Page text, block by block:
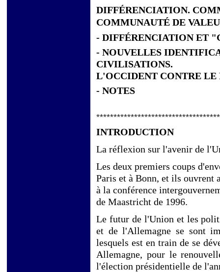
DIFFÉRENCIATION.
COMMUNAUTÉ DE
- DIFFÉRENCIATION ET
- NOUVELLES
CIVILISATIONS.
L'OCCIDENT CONTRE LE
- NOTES
INTRODUCTION
La réflexion sur l'avenir de
Les deux premiers coups
Paris et à Bonn, et ils
à la conférence
de Maastricht de 1996.
Le futur de l'Union et les
et de l'Allemagne se sont
lesquels est en train de se
Allemagne, pour le
l'élection présidentielle de